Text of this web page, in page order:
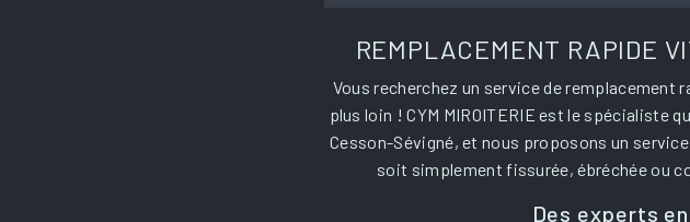
REMPLACEMENT RAPIDE
Vous recherchez un service de remplacement
plus loin ! CYM MIROITERIE est le spécialiste
Cesson-Sévigné, et nous proposons un
soit simplement fissurée, ébréchée ou
Des experts